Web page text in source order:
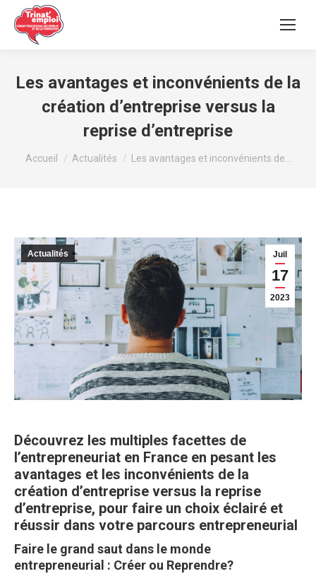
Les avantages et inconvénients de la
création d’entreprise versus la
reprise d’entreprise
Vous êtes ici :
Accueil Actualités Les avantages et inconvénients de…
Juil
17
2023
Actualités
Découvrez les multiples facettes de
l’entrepreneuriat en France en pesant les
avantages et les inconvénients de la
création d’entreprise versus la reprise
d’entreprise, pour faire un choix éclairé et
réussir dans votre parcours entrepreneurial
Faire le grand saut dans le monde
entrepreneurial : Créer ou Reprendre?